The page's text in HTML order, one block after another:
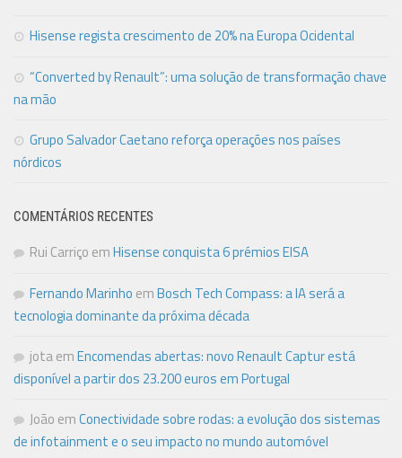
Hisense regista crescimento de 20% na Europa Ocidental
“Converted by Renault”: uma solução de transformação chave
na mão
Grupo Salvador Caetano reforça operações nos países
nórdicos
COMENTÁRIOS RECENTES
Rui Carriço emHisense conquista 6 prémios EISA
Fernando Marinho emBosch Tech Compass: a IA será a
tecnologia dominante da próxima década
jotaemEncomendas abertas: novo Renault Captur está
disponível a partir dos 23.200 euros em Portugal
João emConectividade sobre rodas: a evolução dos sistemas
de infotainment e o seu impacto no mundo automóvel